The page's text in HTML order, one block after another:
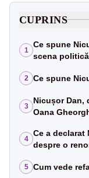
CUPRINS
1
Ce spune
scena
2 Ce spune
3
Nicușor Dan,
Oana
4
Ce a declarat
despre o
5 Cum vede